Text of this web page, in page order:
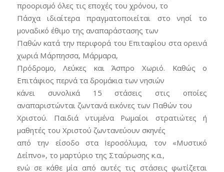
προορισμό όλες τις εποχές του χρόνου, το
Πάσχα ιδιαίτερα πραγματοποιείται στο νησί το
μοναδικό έθιμο της αναπαράστασης των
Παθών κατά την περιφορά του Επιταφίου στα ορεινά
χωριά Μάρπησσα, Μάρμαρα,
Πρόδρομο, Λεύκες και Άσπρο Χωριό. Καθώς ο
Επιτάφιος περνά τα δρομάκια των νησιών
κάνει συνολικά 15 στάσεις στις οποίες
αναπαριστώνται ζωντανά εικόνες των Παθών του
Χριστού. Παιδιά ντυμένα Ρωμαίοι στρατιώτες ή
μαθητές του Χριστού ζωντανεύουν σκηνές
από την είσοδο στα Ιεροσόλυμα, τον «Μυστικό
Δείπνο», το μαρτύριο της Σταύρωσης κ.α.,
ενώ σε κάθε μία από αυτές τις στάσεις φωτίζεται